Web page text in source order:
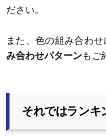
ださい。
また、色の組み合わ
み合わせパターンもご
それではランキ